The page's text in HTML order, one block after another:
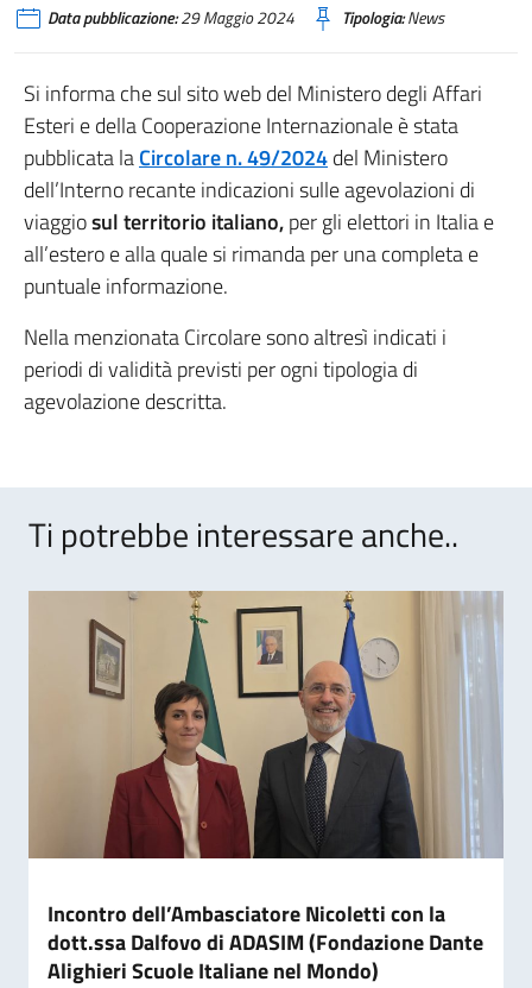
Data pubblicazione:29 Maggio 2024 Tipologia:News
Si informa che sul sito web del Ministero degli Affari
Esteri e della Cooperazione Internazionale è stata
pubblicata laCircolare n. 49/2024del Ministero
dell’Interno recante indicazioni sulle agevolazioni di
viaggiosul territorio italiano,per gli elettori in Italia e
all’estero e alla quale si rimanda per una completa e
puntuale informazione.
Nella menzionata Circolare sono altresì indicati i
periodi di validità previsti per ogni tipologia di
agevolazione descritta.
Ti potrebbe interessare anche..
Incontro dell’Ambasciatore Nicoletti con la
dott.ssa Dalfovo di ADASIM (Fondazione Dante
Alighieri Scuole Italiane nel Mondo)